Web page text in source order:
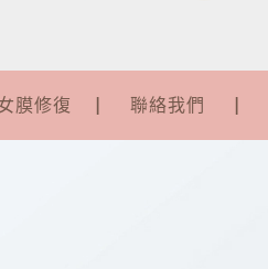
膜修復 聯絡我們